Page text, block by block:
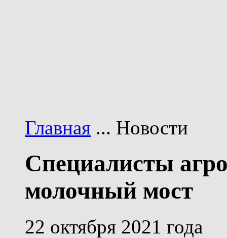
Главная ... Новости
Специалисты
молочный мост
22 октября 2021 года